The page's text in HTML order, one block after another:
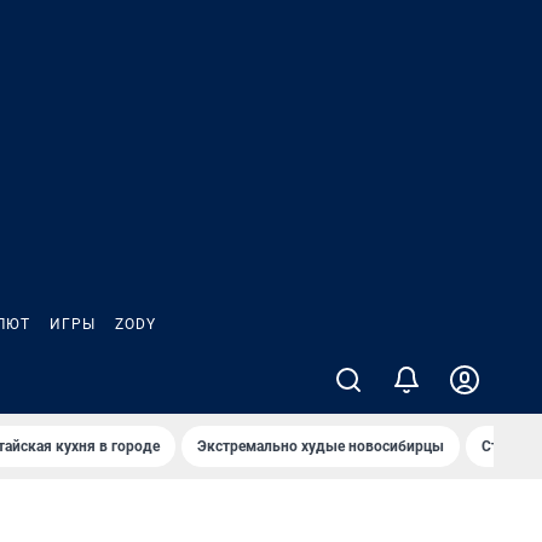
ИГРЫ ZODY
кухня в городе Экстремально худые новосибирцы Старт